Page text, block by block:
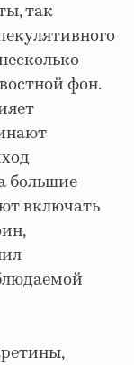
так
фон.
большие
включать